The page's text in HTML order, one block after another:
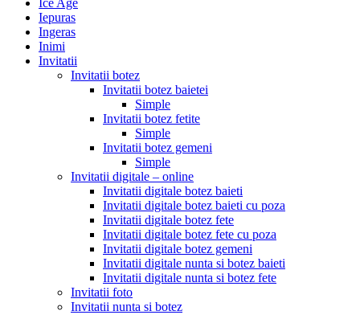
Ice Age
Iepuras
Ingeras
Inimi
Invitatii
Invitatii botez
Invitatii botez baietei
Simple
Invitatii botez fetite
Simple
Invitatii botez gemeni
Simple
Invitatii digitale – online
Invitatii digitale botez baieti
Invitatii digitale botez baieti cu poza
Invitatii digitale botez fete
Invitatii digitale botez fete cu poza
Invitatii digitale botez gemeni
Invitatii digitale nunta si botez baieti
Invitatii digitale nunta si botez fete
Invitatii foto
Invitatii nunta si botez